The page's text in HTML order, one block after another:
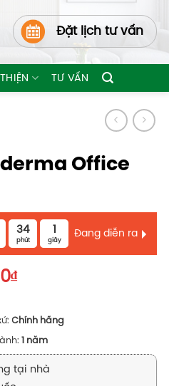
Đặt lịch tư vấn
TƯ VẤN
Office
33
phút
59
giây
Đang diễn ra
₫Giá
là:
32.947.000₫.
Chính hãng
1 năm
tại nhà